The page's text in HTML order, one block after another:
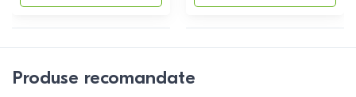
Produse recomandate